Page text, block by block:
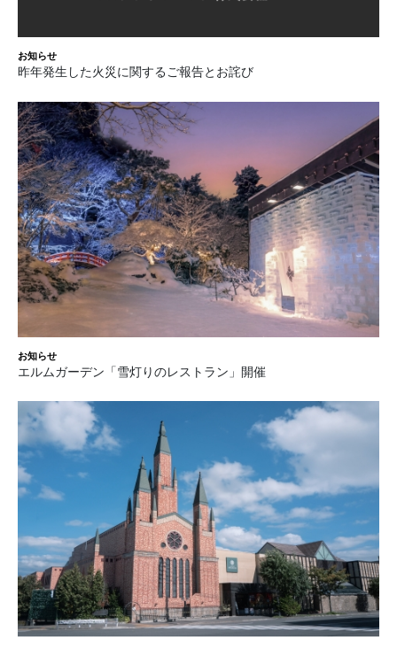
お知らせ
昨年発生した火災に関するご報告とお詫び
お知らせ
エルムガーデン「雪灯りのレストラン」開催